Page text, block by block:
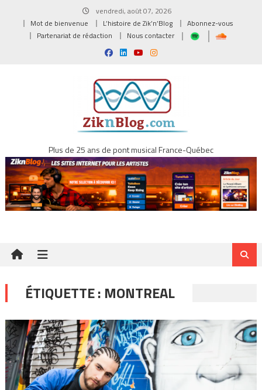
vendredi, août 07, 2026
Mot de bienvenue
L’histoire de Zik’n’Blog
Abonnez-vous
Partenariat de rédaction
Nous contacter
Plus de 25 ans de pont musical France-Québec
ÉTIQUETTE : MONTREAL